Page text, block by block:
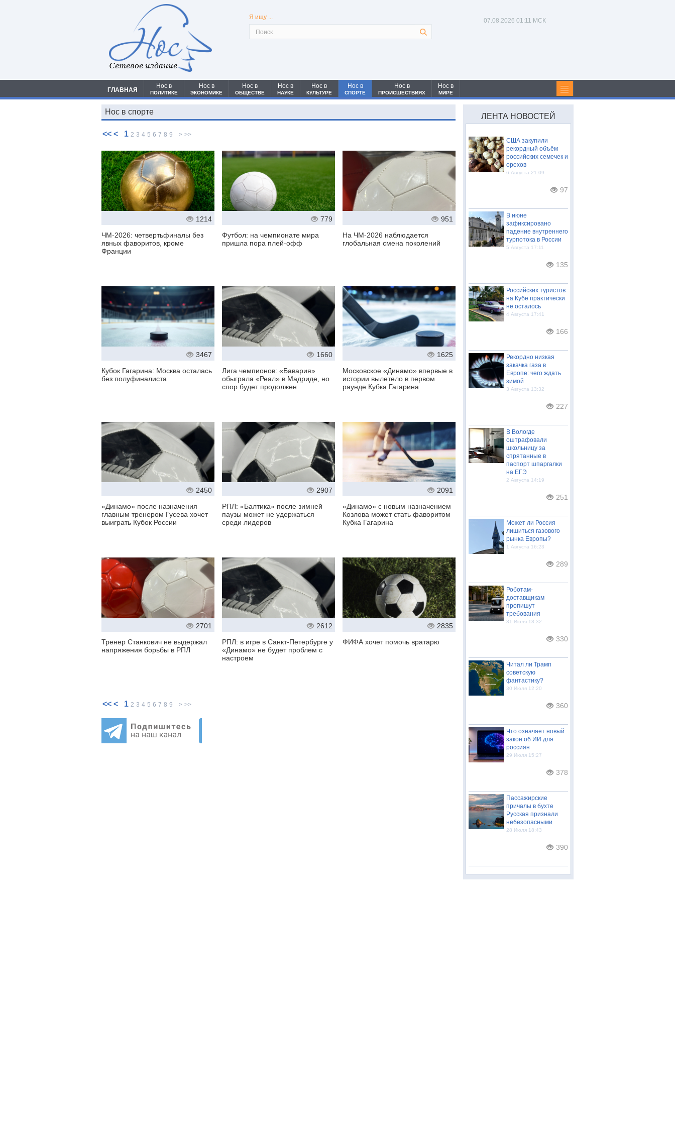
Сетевое издание
Я ищу ... 07.08.2026 01:11 МСК
ГЛАВНАЯ
Нос в
ПОЛИТИКЕ
Нос в
ЭКОНОМИКЕ
Нос в
ОБЩЕСТВЕ
Нос в
НАУКЕ
Нос в
КУЛЬТУРЕ
Нос в
СПОРТЕ
Нос в
ПРОИСШЕСТВИЯХ
Нос в
МИРЕ
Нос в спорте
<< < 1 2 3 4 5 6 7 8 9 > >>
1214
ЧМ-2026: четвертьфиналы без
явных фаворитов, кроме
Франции
779
Футбол: на чемпионате мира
пришла пора плей-офф
951
На ЧМ-2026 наблюдается
глобальная смена поколений
3467
Кубок Гагарина: Москва осталась
без полуфиналиста
1660
Лига чемпионов: «Бавария»
обыграла «Реал» в Мадриде, но
спор будет продолжен
1625
Московское «Динамо» впервые в
истории вылетело в первом
раунде Кубка Гагарина
2450
«Динамо» после назначения
главным тренером Гусева хочет
выиграть Кубок России
2907
РПЛ: «Балтика» после зимней
паузы может не удержаться
среди лидеров
2091
«Динамо» с новым назначением
Козлова может стать фаворитом
Кубка Гагарина
2701
Тренер Станкович не выдержал
напряжения борьбы в РПЛ
2612
РПЛ: в игре в Санкт-Петербурге у
«Динамо» не будет проблем с
настроем
2835
ФИФА хочет помочь вратарю
<< < 1 2 3 4 5 6 7 8 9 > >>
ЛЕНТА НОВОСТЕЙ
США закупили
рекордный объём
российских семечек и
орехов
6 Августа 21:09
97
В июне
зафиксировано
падение внутреннего
турпотока в России
5 Августа 17:11
135
Российских туристов
на Кубе практически
не осталось
4 Августа 17:41
166
Рекордно низкая
закачка газа в
Европе: чего ждать
зимой
3 Августа 13:32
227
В Вологде
оштрафовали
школьницу за
спрятанные в
паспорт шпаргалки
на ЕГЭ
2 Августа 14:19
251
Может ли Россия
лишиться газового
рынка Европы?
1 Августа 16:23
289
Роботам-
доставщикам
пропишут
требования
31 Июля 18:32
330
Читал ли Трамп
советскую
фантастику?
30 Июля 12:20
360
Что означает новый
закон об ИИ для
россиян
29 Июля 15:27
378
Пассажирские
причалы в бухте
Русская признали
небезопасными
28 Июля 18:43
390